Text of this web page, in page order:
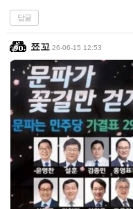
답글
쬬꼬 26-06-15 12:53